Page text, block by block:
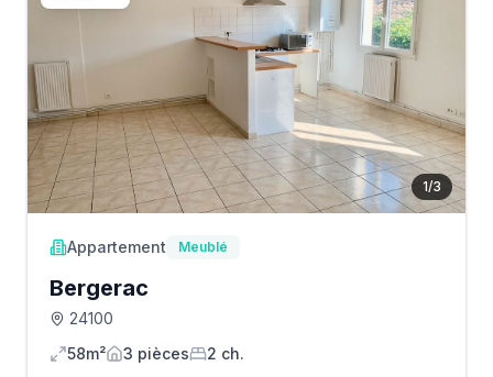
1/3
Appartement Meublé
Bergerac
24100
58m²
3 pièces 2 ch.